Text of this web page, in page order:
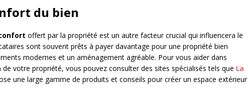
du bien
offert par la propriété est un autre facteur crucial qui influencera le
sont souvent prêts à payer davantage pour une propriété bien
modernes et un aménagement agréable. Pour vous aider dans
de votre propriété, vous pouvez consulter des sites spécialisés tels que La
une large gamme de produits et conseils pour créer un espace extérieur